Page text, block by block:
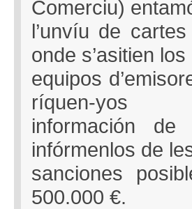
Comerciu)
l’unvíu de
onde s’asitien los
equipos
ríquen-yos
información
infórmenlos de
sanciones
500.000 €.